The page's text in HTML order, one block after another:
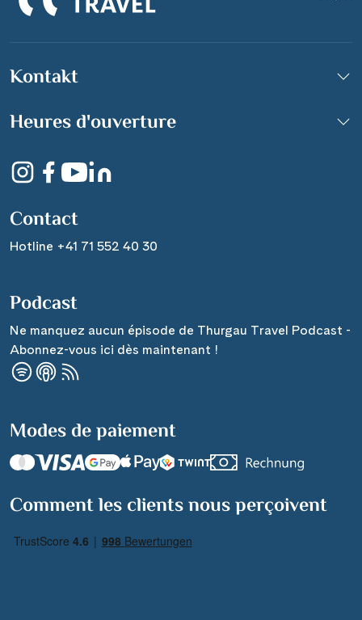
Mandeln
Kontakt
Heures d'ouverture
Contact
Hotline +41 71 552 40 30
Podcast
Ne manquez aucun épisode de Thurgau Travel Podcast -
Abonnez-vous ici dès maintenant !
Modes de paiement
Comment les clients nous perçoivent